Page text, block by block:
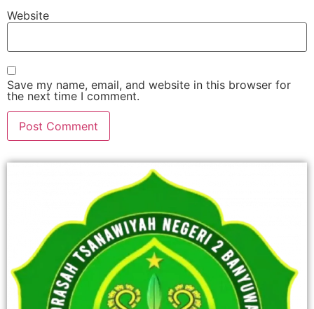
Website
Save my name, email, and website in this browser for
the next time I comment.